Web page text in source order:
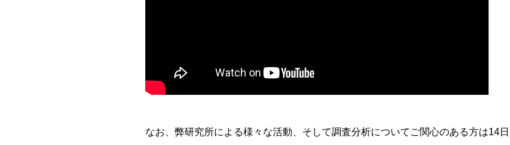
なお、弊研究所による様々な活動、そして調査分析についてご関心のある方は14